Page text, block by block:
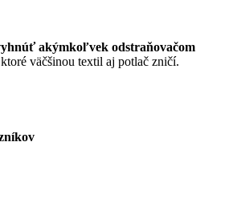
akýmkoľvek odstraňovačom
väčšinou textil aj potlač zničí.